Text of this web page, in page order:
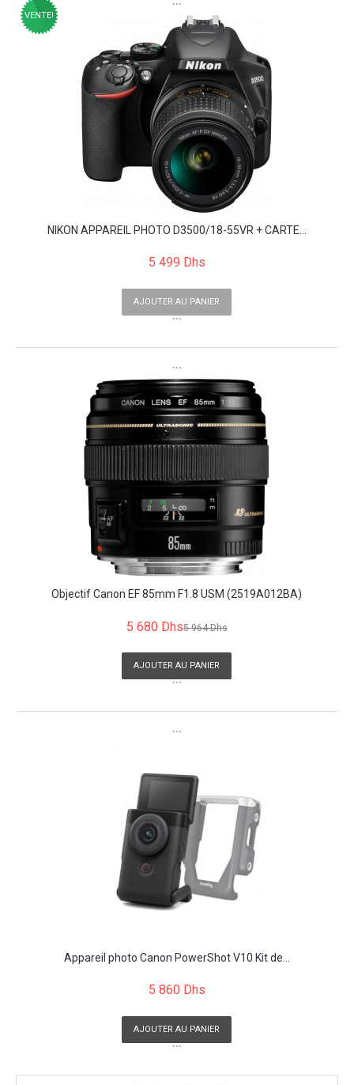
```
VENTE!
NIKON APPAREIL PHOTO D3500/18-55VR + CARTE...
5 499 Dhs
AJOUTER AU PANIER
```
```
Objectif Canon EF 85mm F1.8 USM (2519A012BA)
5 680 Dhs5 964 Dhs
AJOUTER AU PANIER
```
```
Appareil photo Canon PowerShot V10 Kit de...
5 860 Dhs
AJOUTER AU PANIER
```